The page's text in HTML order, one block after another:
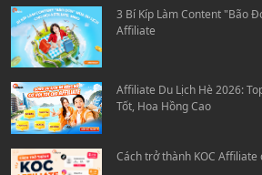
3 Bí Kíp Làm Content "Bão
Affiliate
Affiliate Du Lịch Hè 2026:
Tốt, Hoa Hồng Cao
Cách trở thành KOC